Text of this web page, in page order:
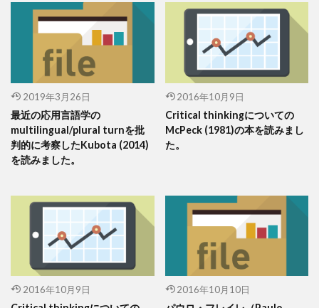
2019年3月26日
最近の応用言語学の
multilingual/plural turnを批
判的に考察したKubota (2014)
を読みました。
2016年10月9日
Critical thinkingについての
McPeck (1981)の本を読みまし
た。
2016年10月9日 2016年10月10日